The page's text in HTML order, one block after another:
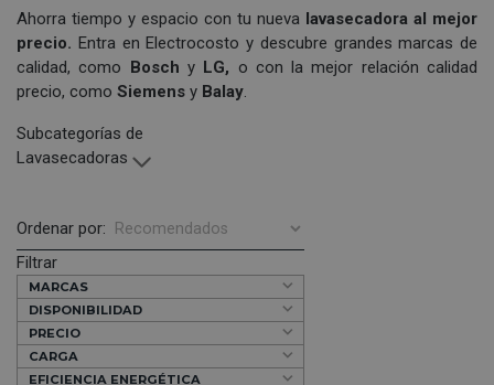
Ahorra tiempo y espacio con tu nueva lavasecadora al mejor
precio. Entra en Electrocosto y descubre grandes marcas de
calidad, como Bosch y LG, o con la mejor relación calidad
precio, como Siemens y Balay.
Subcategorías de
Lavasecadoras
Ordenar por:
Filtrar
MARCAS
DISPONIBILIDAD
PRECIO
CARGA
EFICIENCIA ENERGÉTICA